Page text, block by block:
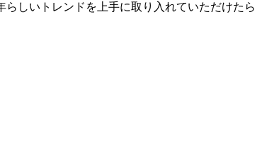
しいトレンドを上手に取り入れていただけたら